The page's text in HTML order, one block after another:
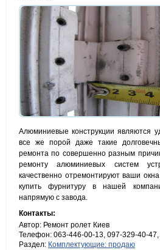
Алюминиевые конструкции являются
все же порой даже такие
ремонта по совершенно разным
ремонту алюминиевых систем
качественно отремонтируют ваши
купить фурнитуру в нашей
напрямую с завода.
Контакты:
Автор: Ремонт ролет Киев
Телефон: 063-446-00-13, 097-329-40-47,
Раздел: Комплектующие: продаю